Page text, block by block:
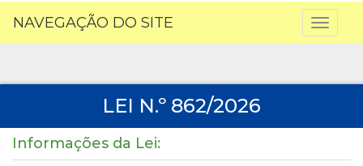
NAVEGAÇÃO DO SITE
LEI N.º 862/2026
Informações da Lei: